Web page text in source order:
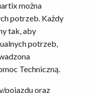
można
potrzeb. Każdy
tak, aby
potrzeb,
Techniczną.
pojazdu oraz